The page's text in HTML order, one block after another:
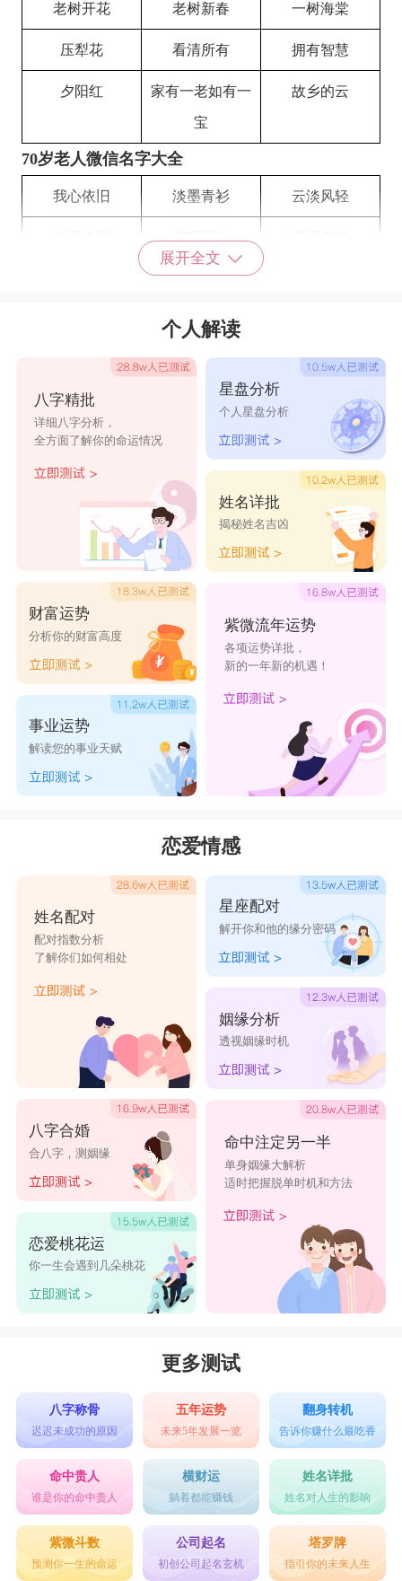
老树开花 老树新春 一树海棠
压犁花 看清所有 拥有智慧
夕阳红 家有一老如有一
宝
故乡的云
70岁老人微信名字大全
我心依旧 淡墨青衫 云淡风轻
清明雨上
倒转流年
空虚扰我
到处流浪 冷暖自知
泽木漂舟 雨后彩虹 我的原则
逆境荒野 你别逞强 已风干的迷茫
温暖守候依然美 谁是谁的主角
空谷幽幽 山水有情 曾经爱过
微笑无法抹去内 淡忘如思 一笑而过
展开全文
个人解读
八字精批
详细八字分析，
全方面了解你的命运情况
财富运势
分析你的财富高度
事业运势
解读您的事业天赋
星盘分析
个人星盘分析
姓名详批
揭秘姓名吉凶
紫微流年运势
各项运势详批，
新的一年新的机遇！
恋爱情感
姓名配对
配对指数分析
了解你们如何相处
八字合婚
合八字，测姻缘
恋爱桃花运
你一生会遇到几朵桃花
星座配对
解开你和他的缘分密码
姻缘分析
透视姻缘时机
命中注定另一半
单身姻缘大解析
适时把握脱单时机和方法
更多测试
八字称骨
迟迟未成功的原因
五年运势
未来5年发展一览
翻身转机
告诉你赚什么最吃香
命中贵人
谁是你的命中贵人
横财运
躺着都能赚钱
姓名详批
姓名对人生的影响
紫微斗数
预测你一生的命运
公司起名
初创公司起名玄机
塔罗牌
指引你的未来人生